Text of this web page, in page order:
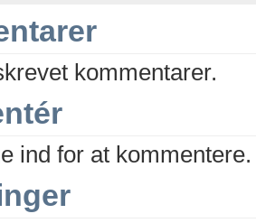
kommentarer.
ind for at kommentere.